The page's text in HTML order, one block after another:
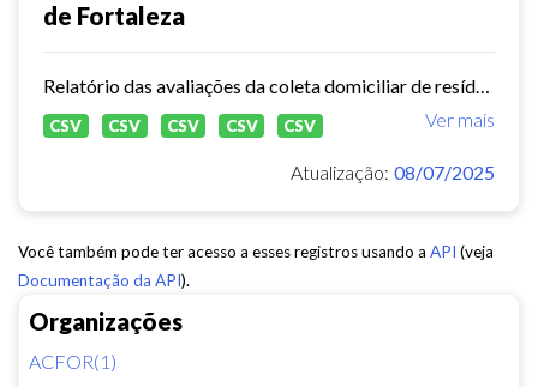
Organizações
ACFOR(1)
de Fortaleza
Ver mais
CSV CSV CSV CSV CSV
Atualização: 08/07/2025
Você também pode ter acesso a esses registros usando a API (veja
Documentação da API).